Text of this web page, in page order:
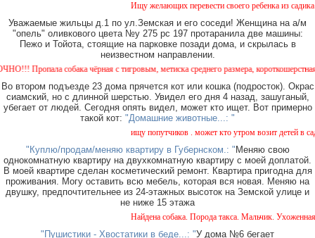
Ищу желающих перевести своего ребенка из
Уважаемые жильцы д.1 по ул.Земская и его соседи! Женщина на а/м
"опель" оливкового цвета №у 275 рс 197 протаранила две машины:
Пежо и Тойота, стоящие на парковке позади дома, и скрылась в
неизвестном направлении.
собака чёрная с тигровым, метиска среднего размера, короткошерстная.
Во втором подъезде 23 дома прячется кот или кошка (подросток). Окрас
сиамский, но с длинной шерстью. Увидел его дня 4 назад, зашуганый,
убегает от людей. Сегодня опять видел, может кто ищет. Вот примерно
такой кот: "Домашние животные...: "
ищу попутчиков . может кто утром возит детей в
"Куплю/продам/меняю квартиру в Губернском.: " Меняю свою
однокомнатную квартиру на двухкомнатную квартиру с моей доплатой.
В моей квартире сделан косметический ремонт. Квартира пригодна для
проживания. Могу оставить всю мебель, которая вся новая. Меняю на
двушку, предпочтительнее из 24-этажных высоток на Земской улице и
не ниже 15 этажа
Найдена собака. Порода такса. Мальчик. Ухоженная
"Пушистики - Хвостатики в беде...: "У дома №6 бегает